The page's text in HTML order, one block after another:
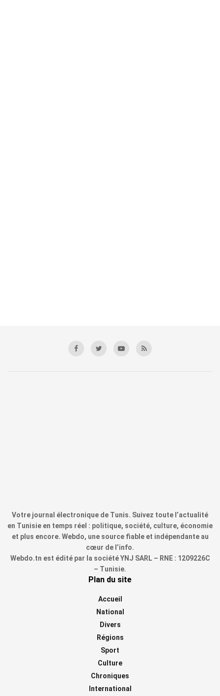
Votre journal électronique de Tunis. Suivez toute l’actualité
en Tunisie en temps réel : politique, société, culture, économie
et plus encore. Webdo, une source fiable et indépendante au
cœur de l’info.
Webdo.tn est édité par la société YNJ SARL – RNE : 1209226C
– Tunisie.
Plan du site
Accueil
National
Divers
Régions
Sport
Culture
Chroniques
International